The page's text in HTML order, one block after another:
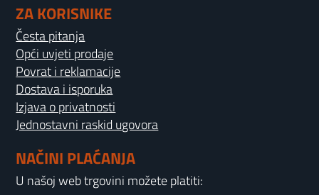
ZA KORISNIKE
Česta pitanja
Opći uvjeti prodaje
Povrat i reklamacije
Dostava i isporuka
Izjava o privatnosti
Jednostavni raskid ugovora
NAČINI PLAĆANJA
U našoj web trgovini možete platiti: